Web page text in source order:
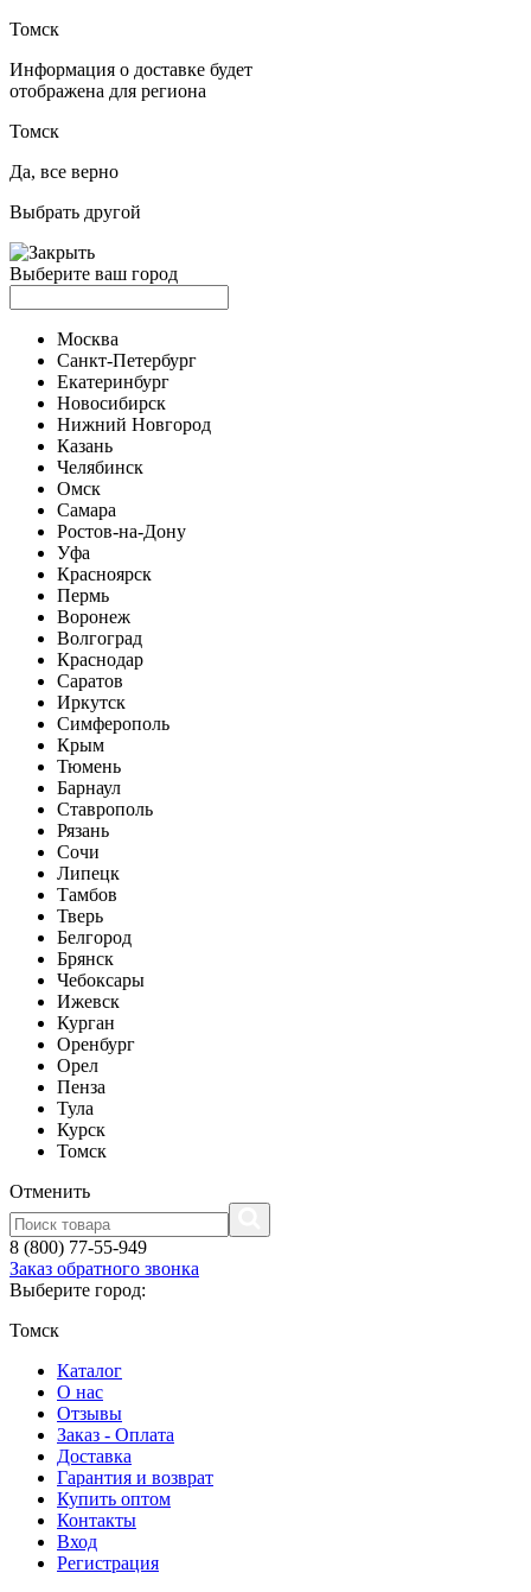
Томск
Информация о доставке будет
отображена для региона
Томск
Да, все верно
Выбрать другой
Выберите ваш город
Москва
Санкт-Петербург
Екатеринбург
Новосибирск
Нижний Новгород
Казань
Челябинск
Омск
Самара
Ростов-на-Дону
Уфа
Красноярск
Пермь
Воронеж
Волгоград
Краснодар
Саратов
Иркутск
Симферополь
Крым
Тюмень
Барнаул
Ставрополь
Рязань
Сочи
Липецк
Тамбов
Тверь
Белгород
Брянск
Чебоксары
Ижевск
Курган
Оренбург
Орел
Пенза
Тула
Курск
Томск
Отменить
8 (800) 77-55-949
Заказ обратного звонка
Выберите город:
Томск
Каталог
О нас
Отзывы
Заказ - Оплата
Доставка
Гарантия и возврат
Купить оптом
Контакты
Вход
Регистрация